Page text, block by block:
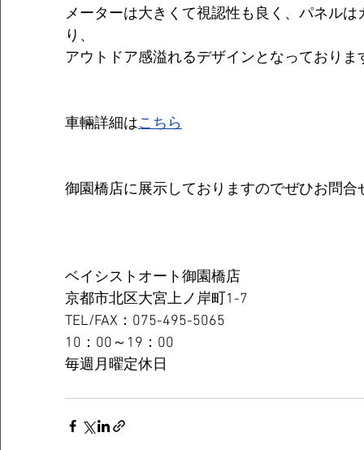
メーターは大きくて視認性も良く、パネル
り、
アウトドア感溢れるデザインとなっておりま
車輛詳細はこちら
御園橋店に展示しておりますのでぜひお問合
ベイシストオート御園橋店
京都市北区大宮上ノ岸町1-7
TEL/FAX：075-495-5065
10：00～19：00
毎週月曜定休日